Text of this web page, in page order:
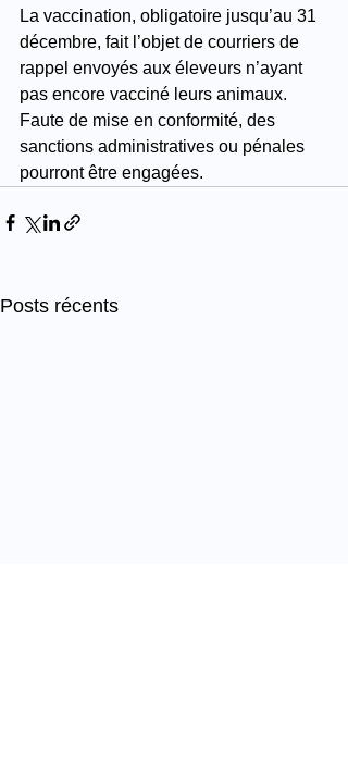
La vaccination, obligatoire jusqu’au 31
décembre, fait l’objet de courriers de
rappel envoyés aux éleveurs n’ayant
pas encore vacciné leurs animaux.
Faute de mise en conformité, des
sanctions administratives ou pénales
pourront être engagées.
Posts récents